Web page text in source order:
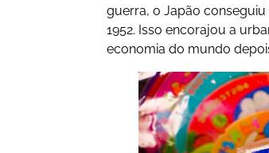
guerra, o Japão
1952. Isso encorajou a
economia do mundo